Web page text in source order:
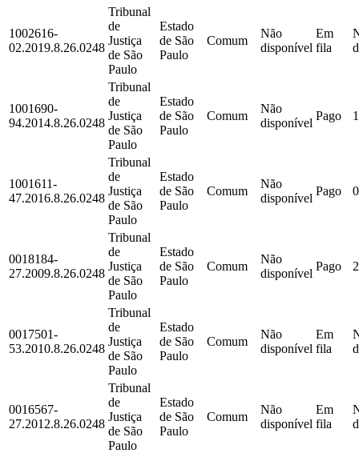
1002616-
02.2019.8.26.0248
Tribunal
de
Justiça
de São
Paulo
Estado
de São
Paulo
Comum
Não
disponível
Em
fila
1001690-
94.2014.8.26.0248
Tribunal
de
Justiça
de São
Paulo
Estado
de São
Paulo
Comum
Não
disponível
Pago
1001611-
47.2016.8.26.0248
Tribunal
de
Justiça
de São
Paulo
Estado
de São
Paulo
Comum
Não
disponível
Pago
0018184-
27.2009.8.26.0248
Tribunal
de
Justiça
de São
Paulo
Estado
de São
Paulo
Comum
Não
disponível
Pago
0017501-
53.2010.8.26.0248
Tribunal
de
Justiça
de São
Paulo
Estado
de São
Paulo
Comum
Não
disponível
Em
fila
0016567-
27.2012.8.26.0248
Tribunal
de
Justiça
de São
Paulo
Estado
de São
Paulo
Comum
Não
disponível
Em
fila